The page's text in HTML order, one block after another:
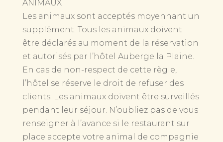
ANIMAUX
Les animaux sont acceptés moyennant un
supplément. Tous les animaux doivent
être déclarés au moment de la réservation
et autorisés par l’hôtel Auberge la Plaine.
En cas de non-respect de cette règle,
l’hôtel se réserve le droit de refuser des
clients. Les animaux doivent être surveillés
pendant leur séjour. N’oubliez pas de vous
renseigner à l’avance si le restaurant sur
place accepte votre animal de compagnie